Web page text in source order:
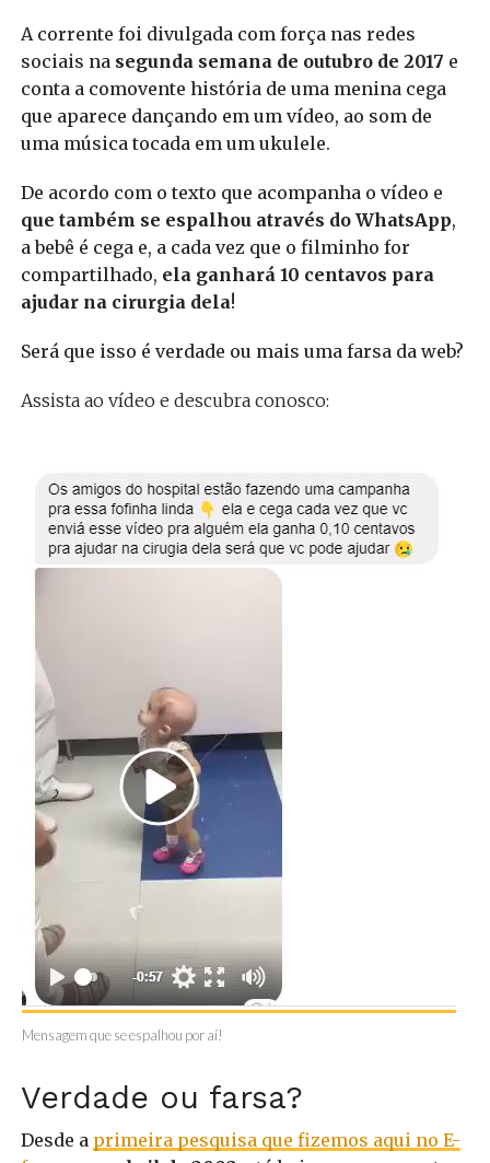
A corrente foi divulgada com força nas redes
sociais na segunda semana de outubro de 2017 e
conta a comovente história de uma menina cega
que aparece dançando em um vídeo, ao som de
uma música tocada em um ukulele.
De acordo com o texto que acompanha o vídeo e
que também se espalhou através do WhatsApp,
a bebê é cega e, a cada vez que o filminho for
compartilhado, ela ganhará 10 centavos para
ajudar na cirurgia dela!
Será que isso é verdade ou mais uma farsa da web?
Assista ao vídeo e descubra conosco:
Mensagem que se espalhou por aí!
Verdade ou farsa?
Desde a primeira pesquisa que fizemos aqui no E-